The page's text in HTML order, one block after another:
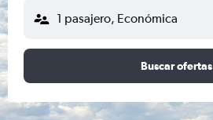
1 pasajero, Económica
Buscar ofertas